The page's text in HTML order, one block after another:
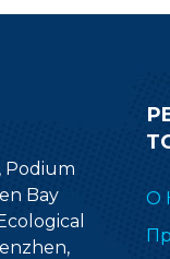
Podium
Bay
О